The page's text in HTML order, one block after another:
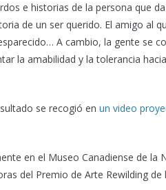
e historias de la persona que
de un ser querido. El amigo al
A cambio, la gente se
la amabilidad y la tolerancia
se recogió en un video
en el Museo Canadiense de la
del Premio de Arte Rewilding de